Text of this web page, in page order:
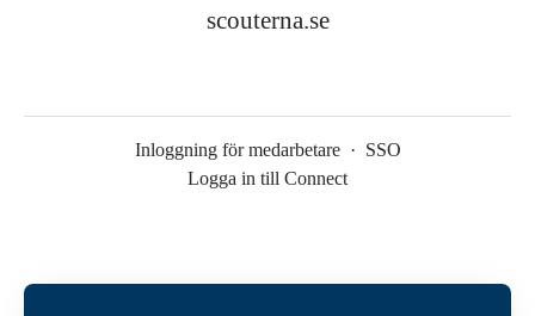
scouterna.se
Inloggning för medarbetare · SSO
Logga in till Connect